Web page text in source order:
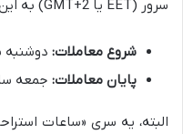
سرور (EET یا GMT+2) به این شکله:
شروع معاملات: دوشنبه
پایان معاملات: جمعه
البته، یه سری «ساعات